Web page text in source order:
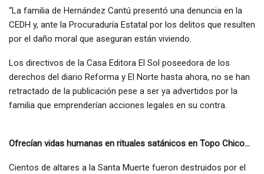
“La familia de Hernández Cantú presentó una denuncia en la
CEDH y, ante la Procuraduría Estatal por los delitos que resulten
por el daño moral que aseguran están viviendo.
Los directivos de la Casa Editora El Sol poseedora de los
derechos del diario Reforma y El Norte hasta ahora, no se han
retractado de la publicación pese a ser ya advertidos por la
familia que emprenderían acciones legales en su contra.
Ofrecían vidas humanas en rituales satánicos en Topo Chico…
Cientos de altares a la Santa Muerte fueron destruidos por el